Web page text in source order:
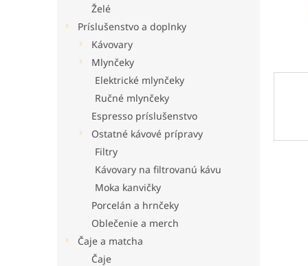
Želé
Príslušenstvo a doplnky
Kávovary
Mlynčeky
Elektrické mlynčeky
Ručné mlynčeky
Espresso príslušenstvo
Ostatné kávové prípravy
Filtry
Kávovary na filtrovanú kávu
Moka kanvičky
Porcelán a hrnčeky
Oblečenie a merch
Čaje a matcha
Čaje